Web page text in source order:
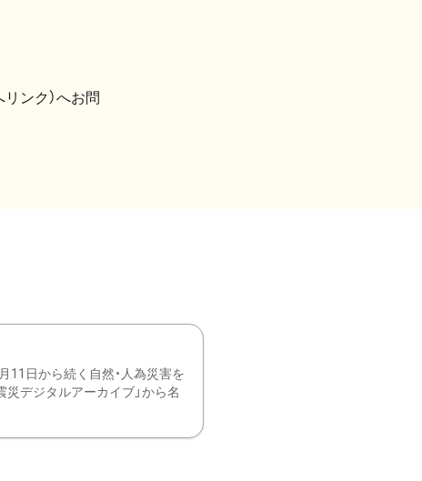
リンク）へお問
11日から続く自然・人為災害を
デジタルアーカイブ」から名